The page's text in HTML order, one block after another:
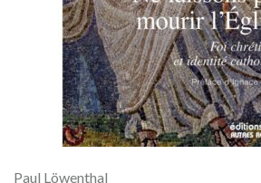
Paul Löwenthal